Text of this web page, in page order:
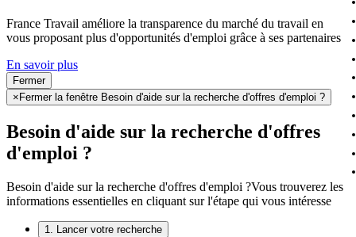
France Travail améliore la transparence du marché du travail en
vous proposant plus d'opportunités d'emploi grâce à ses partenaires
En savoir plus
Fermer
× Fermer la fenêtre Besoin d'aide sur la recherche d'offres d'emploi ?
Besoin d'aide sur la recherche d'offres
d'emploi ?
Besoin d'aide sur la recherche d'offres d'emploi ?Vous trouverez les
informations essentielles en cliquant sur l'étape qui vous intéresse
1. Lancer votre recherche